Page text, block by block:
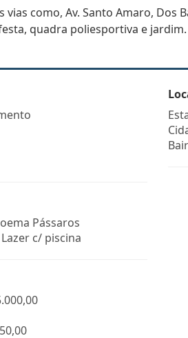
vias como, Av. Santo Amaro, Dos
quadra poliesportiva e jardim.
Pássaros
c/ piscina